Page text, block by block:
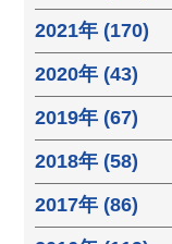
2021年 (170)
2020年 (43)
2019年 (67)
2018年 (58)
2017年 (86)